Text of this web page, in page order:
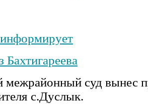
Бахтигареева
межрайонный суд вынес
с.Дуслык.